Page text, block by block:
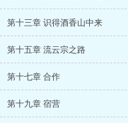
第十三章 识得酒香山中来
第十五章 流云宗之路
第十七章 合作
第十九章 宿营